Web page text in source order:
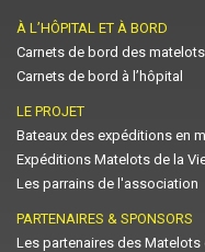
À L’HÔPITAL ET À BORD
Carnets de bord des matelots
Carnets de bord à l’hôpital
LE PROJET
Bateaux des expéditions en
Expéditions Matelots de la
Les parrains de l'association
PARTENAIRES & SPONSORS
Les partenaires des Matelots